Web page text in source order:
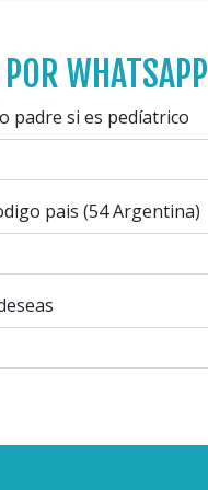
WHATSAPP
padre si es pedíatrico
pais (54 Argentina)